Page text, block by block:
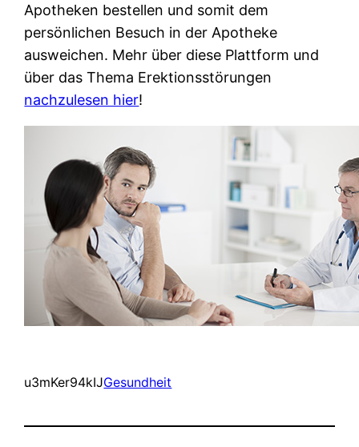
Apotheken bestellen und somit dem
persönlichen Besuch in der Apotheke
ausweichen. Mehr über diese Plattform und
über das Thema Erektionsstörungen
nachzulesen hier!
u3mKer94kIJGesundheit